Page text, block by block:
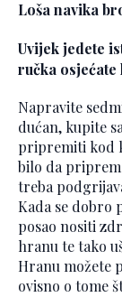
Loša navika
Uvijek jedete
ručka osjećate
Napravite
dućan, kupite
pripremiti kod
bilo da
treba
Kada se dobro
posao nositi
hranu te tako
Hranu možete
ovisno o tome